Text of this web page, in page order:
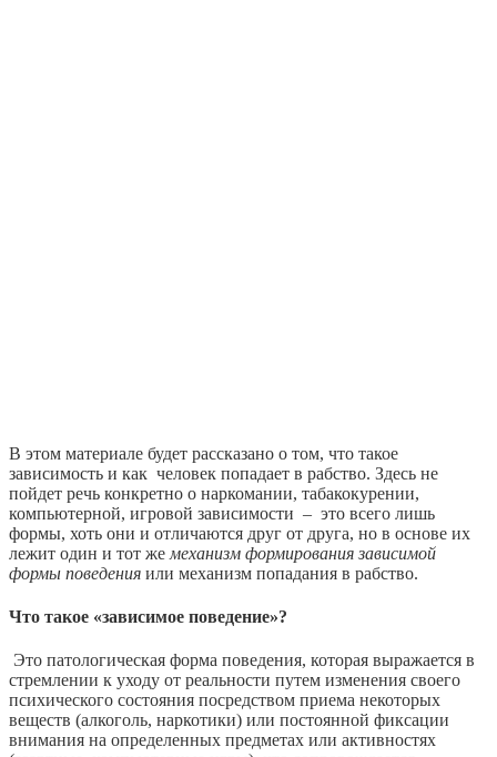
В этом материале будет рассказано о том, что такое
зависимость и как человек попадает в рабство. Здесь не
пойдет речь конкретно о наркомании, табакокурении,
компьютерной, игровой зависимости – это всего лишь
формы, хоть они и отличаются друг от друга, но в основе их
лежит один и тот же механизм формирования зависимой
формы поведения или механизм попадания в рабство.
Что такое «зависимое поведение»?
Это патологическая форма поведения, которая выражается в
стремлении к уходу от реальности путем изменения своего
психического состояния посредством приема некоторых
веществ (алкоголь, наркотики) или постоянной фиксации
внимания на определенных предметах или активностях